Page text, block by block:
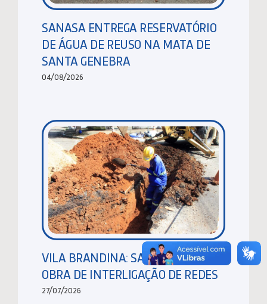
SANASA ENTREGA RESERVATÓRIO
DE ÁGUA DE REUSO NA MATA DE
SANTA GENEBRA
04/08/2026
VILA BRANDINA: SANASA EXECUTA
OBRA DE INTERLIGAÇÃO DE REDES
27/07/2026